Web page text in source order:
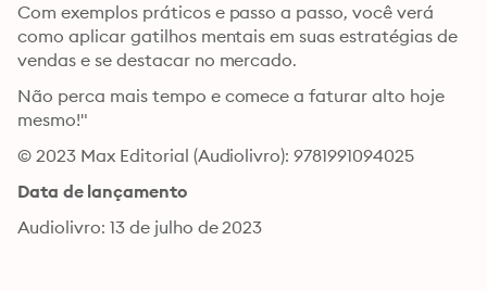
Com exemplos práticos e passo a passo, você verá
como aplicar gatilhos mentais em suas estratégias de
Não perca mais tempo e comece a faturar alto hoje
mesmo!"
© 2023 Max Editorial (Audiolivro): 9781991094025
Data de lançamento
Audiolivro: 13 de julho de 2023